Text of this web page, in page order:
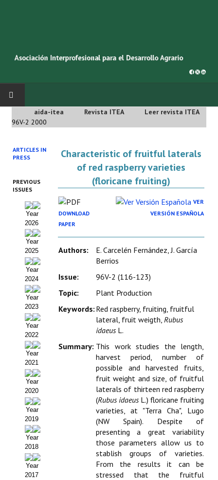
INICIO
Cincuentenario AIDA
Organigrama
Estatutos
Hacerse socio
Noticias
Galería de Fotos
Web AIDA 2.0
REVISTA ITEA
Presentación ITEA
Equipo Editorial
Leer revista ITEA
Directrices para autores/as
Políticas Editoriales
Propuesta Volumen Especial
Sello Calidad FECYT
aida-itea Revista ITEA
Leer revista ITEA
96V-2 2000
ARTICLES IN
PRESS
PREVIOUS
ISSUES
Year
2026
Year
2025
Year
2024
Year
2023
Year
2022
Year
2021
Year
2020
Year
2019
Year
2018
Year
2017
Characteristic of fruitful laterals
of red raspberry varieties
(floricane fruiting)
DOWNLOAD
PAPER
VER
VERSIÓN ESPAÑOLA
Authors:
E. Carcelén Fernández, J. García
Berrios
Issue:
96V-2 (116-123)
Topic:
Plant Production
Keywords: Red raspberry, fruiting, fruitful
lateral, fruit weigth, Rubus
idaeus L.
Summary: This work studies the length,
harvest period, number of
possible and harvested fruits,
fruit weight and size, of fruitful
laterals of thirteen red raspberry
(Rubus idaeus L.) floricane fruiting
varieties, at "Terra Cha", Lugo
(NW Spain). Despite of
presenting a great variability
those parameters allow us to
stablish groups of varieties.
From the results it can be
stressed that the fruitful